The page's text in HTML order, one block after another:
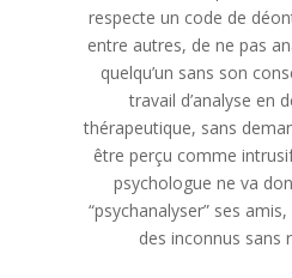
respecte un code de
entre autres, de ne pas
quelqu’un sans son
travail d’analyse en
thérapeutique, sans
être perçu comme
psychologue ne va
“psychanalyser” ses
des inconnus sans